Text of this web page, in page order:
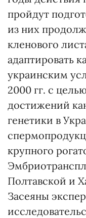
пройдут
из них
кленового
адаптировать
украинским
2000 гг. с
достижений
генетики в
крупного
Полтавской и
Засеяны